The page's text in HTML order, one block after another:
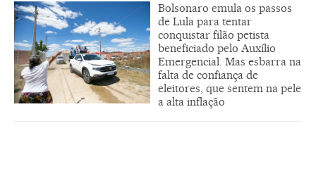
Bolsonaro emula os passos
de Lula para tentar
conquistar filão petista
beneficiado pelo Auxílio
Emergencial. Mas esbarra na
falta de confiança de
eleitores, que sentem na pele
a alta inflação